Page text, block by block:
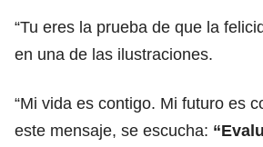
“Tu eres la prueba de que la
en una de las ilustraciones.
“Mi vida es contigo. Mi futuro es
este mensaje, se escucha: